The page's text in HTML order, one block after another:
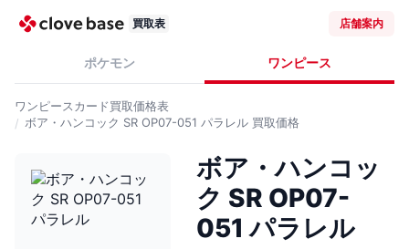
買取表 店舗案内
ポケモン ワンピース
ワンピースカード買取価格表
ボア・ハンコック SR OP07-051 パラレル 買取価格
ボア・ハンコッ
ク SR OP07-
051 パラレル